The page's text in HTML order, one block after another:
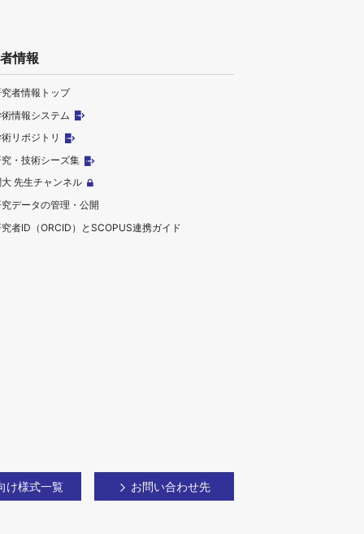
情報
者情報トップ
情報システム
リポジトリ
・技術シーズ集
先生チャンネル
データの管理・公開
者ID（ORCID）とSCOPUS連携ガイド
け様式一覧 お問い合わせ先